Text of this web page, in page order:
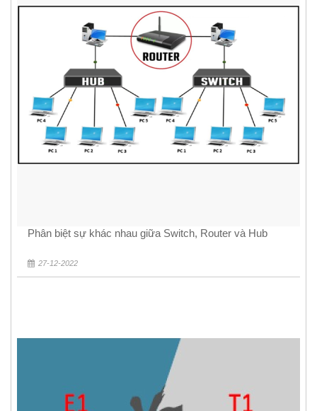
Phân biệt sự khác nhau giữa Switch, Router và Hub
27-12-2022